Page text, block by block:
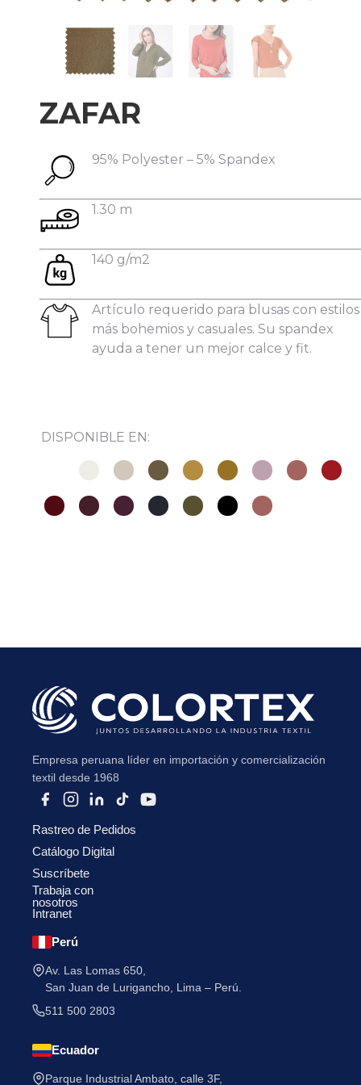
ZAFAR
95% Polyester – 5% Spandex
1.30 m
140 g/m2
Artículo requerido para blusas con estilos
más bohemios y casuales. Su spandex
ayuda a tener un mejor calce y fit.
DISPONIBLE EN:
Empresa peruana líder en importación y comercialización
textil desde 1968
Rastreo de Pedidos
Catálogo Digital
Suscríbete
Trabaja con
nosotros
Intranet
Perú
Av. Las Lomas 650,
San Juan de Lurigancho, Lima – Perú.
511 500 2803
Ecuador
Parque Industrial Ambato, calle 3F,
Datos personales:
Subir su cv*
He leído y acepto la